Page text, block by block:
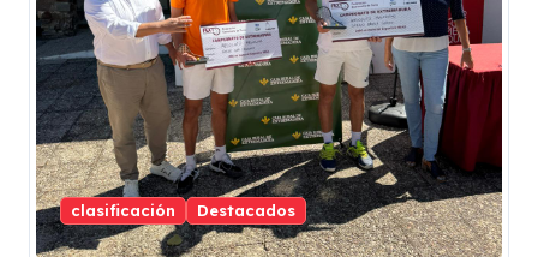
clasificación Destacados